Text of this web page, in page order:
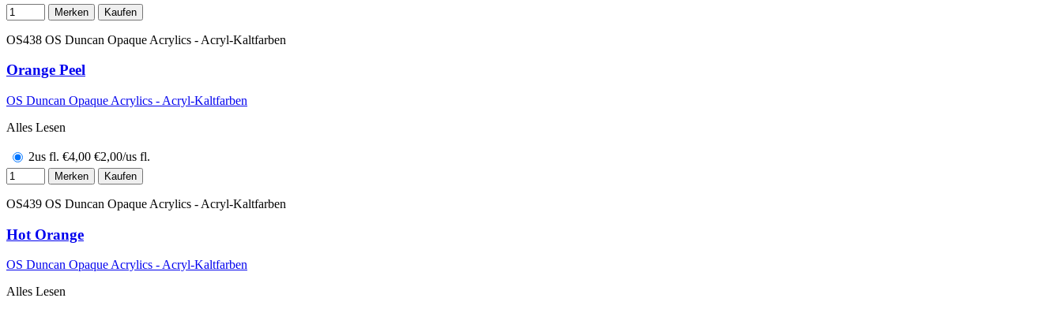
Merken Kaufen
OS438 OS Duncan Opaque Acrylics - Acryl-Kaltfarben
Orange Peel
OS Duncan Opaque Acrylics - Acryl-Kaltfarben
Alles Lesen
2us fl. €4,00 €2,00/us fl.
Merken Kaufen
OS439 OS Duncan Opaque Acrylics - Acryl-Kaltfarben
Hot Orange
OS Duncan Opaque Acrylics - Acryl-Kaltfarben
Alles Lesen